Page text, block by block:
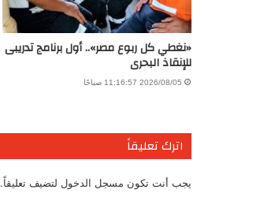
«نغطي كل ربوع مصر».. أول برنامج تدريبى
للإنقاذ البحرى
2026/08/05 11:16:57 صباحًا
اترك تعليقاً
يجب أنت تكون مسجل الدخول لتضيف تعليقاً.